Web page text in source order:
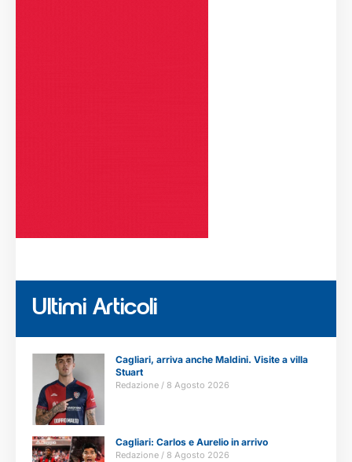
Ultimi Articoli
Cagliari, arriva anche Maldini. Visite a villa
Stuart
Redazione 8 Agosto 2026
Cagliari: Carlos e Aurelio in arrivo
Redazione 8 Agosto 2026